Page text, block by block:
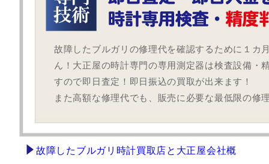
故障したブルガリの修理代を確認するために１カ
ん！大正屋の時計専門の専用測定器は検査設備・
すので即日査定！即日振込の買取が出来ます！
また高額な修理代でも、販売に必要な最低限の修
故障したブルガリ時計買取店と大正屋会社概